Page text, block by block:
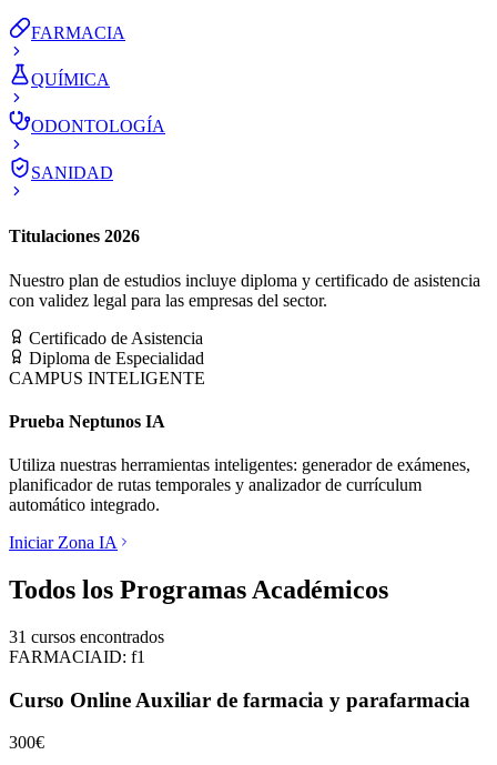
FARMACIA
QUÍMICA
ODONTOLOGÍA
SANIDAD
Titulaciones 2026
Nuestro plan de estudios incluye diploma y certificado de asistencia
con validez legal para las empresas del sector.
Certificado de Asistencia
Diploma de Especialidad
CAMPUS INTELIGENTE
Prueba Neptunos IA
Utiliza nuestras herramientas inteligentes: generador de exámenes,
planificador de rutas temporales y analizador de currículum
automático integrado.
Iniciar Zona IA
Todos los Programas Académicos
31 cursos encontrados
FARMACIAID: f1
Curso Online Auxiliar de farmacia y parafarmacia
300€